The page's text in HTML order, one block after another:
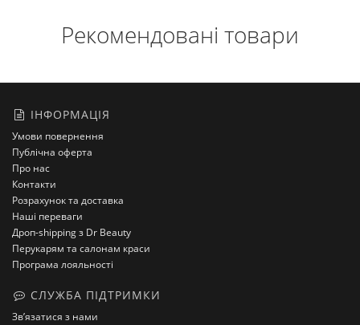
Рекомендовані товари
ІНФОРМАЦІЯ
Умови повернення
Публічна оферта
Про нас
Контакти
Розрахунок та доставка
Наші переваги
Дроп-shipping з Dr Beauty
Перукарям та салонам краси
Програма лояльності
СЛУЖБА ПІДТРИМКИ
Зв’язатися з нами